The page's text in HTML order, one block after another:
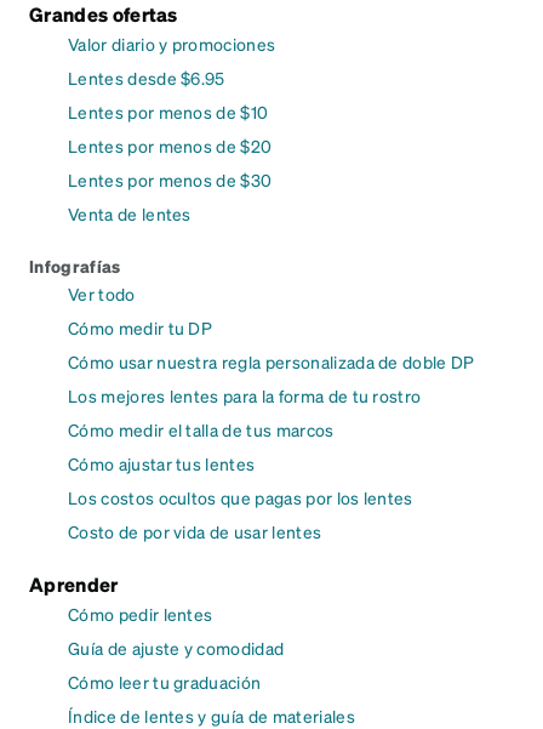
Grandes ofertas
Valor diario y promociones
Lentes desde $6.95
Lentes por menos de $10
Lentes por menos de $20
Lentes por menos de $30
Venta de lentes
Infografías
Ver todo
Cómo medir tu DP
Cómo usar nuestra regla personalizada de doble DP
Los mejores lentes para la forma de tu rostro
Cómo medir el talla de tus marcos
Cómo ajustar tus lentes
Los costos ocultos que pagas por los lentes
Costo de por vida de usar lentes
Aprender
Cómo pedir lentes
Guía de ajuste y comodidad
Cómo leer tu graduación
Índice de lentes y guía de materiales